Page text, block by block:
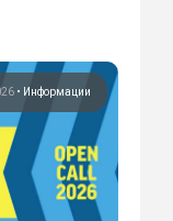
• Информации